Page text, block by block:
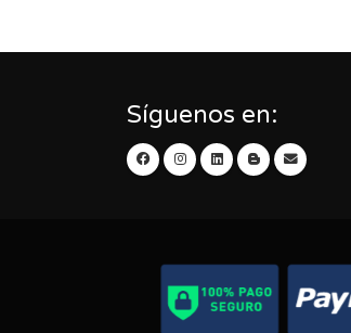
Síguenos en: